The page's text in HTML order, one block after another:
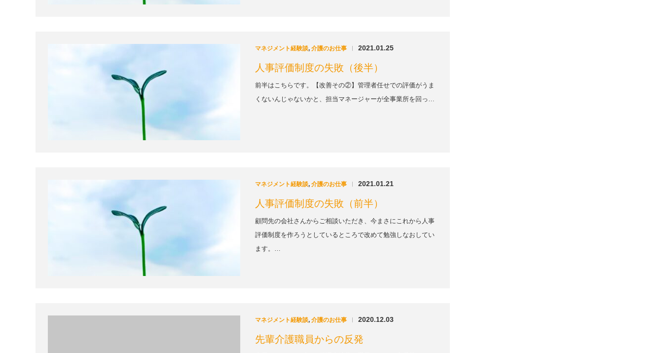
マネジメント経験談, 介護のお仕事 2021.01.25
人事評価制度の失敗（後半）
前半はこちらです。【改善その②】管理者任せでの評価がうま
くないんじゃないかと、担当マネージャーが全事業所を回っ…
マネジメント経験談, 介護のお仕事 2021.01.21
人事評価制度の失敗（前半）
顧問先の会社さんからご相談いただき、今まさにこれから人事
評価制度を作ろうとしているところで改めて勉強しなおしてい
ます。…
マネジメント経験談, 介護のお仕事 2020.12.03
先輩介護職員からの反発